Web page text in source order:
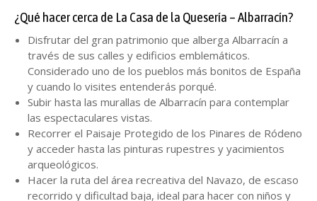
¿Qué hacer cerca de La Casa de la Quesería – Albarracín?
Disfrutar del gran patrimonio que alberga Albarracín a
través de sus calles y edificios emblemáticos.
Considerado uno de los pueblos más bonitos de España
y cuando lo visites entenderás porqué.
Subir hasta las murallas de Albarracín para contemplar
las espectaculares vistas.
Recorrer el Paisaje Protegido de los Pinares de Ródeno
y acceder hasta las pinturas rupestres y yacimientos
arqueológicos.
Hacer la ruta del área recreativa del Navazo, de escaso
recorrido y dificultad baja, ideal para hacer con niños y